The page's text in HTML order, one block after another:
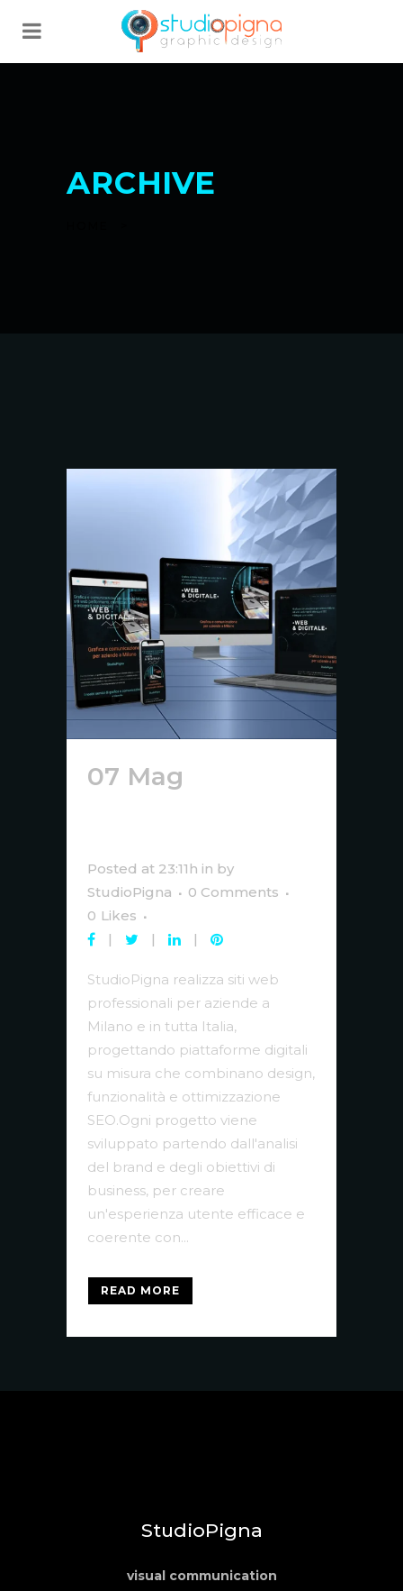
ARCHIVE
07 Mag
Posted at 23:11h in by
StudioPigna
0 Comments
0 Likes
StudioPigna realizza siti web
professionali per aziende a
Milano e in tutta Italia,
progettando piattaforme digitali
su misura che combinano design,
funzionalità e ottimizzazione
SEO.Ogni progetto viene
sviluppato partendo dall'analisi
del brand e degli obiettivi di
business, per creare
un'esperienza utente efficace e
coerente con...
READ MORE
StudioPigna
visual communication